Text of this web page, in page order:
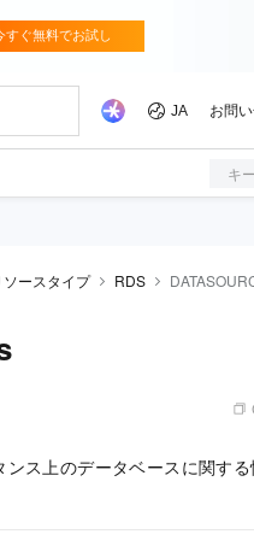
キ
ソースタイプ RDS
ス上のデータベースに関す